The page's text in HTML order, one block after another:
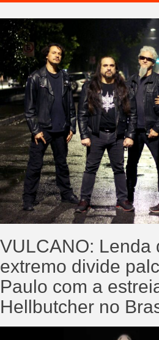
VULCANO: Lenda
extremo divide
Paulo com a
Hellbutcher no